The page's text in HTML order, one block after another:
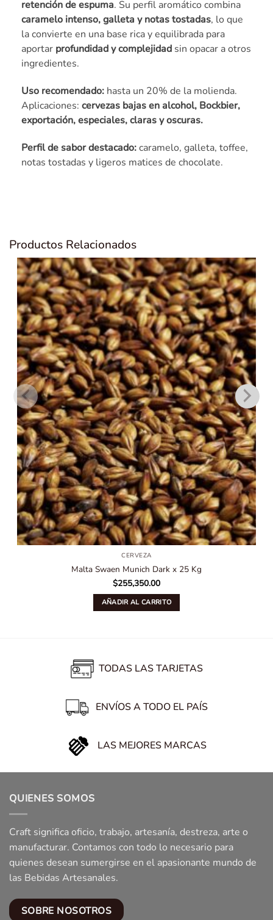
retención de espuma. Su perfil aromático combina
caramelo intenso, galleta y notas tostadas, lo que
la convierte en una base rica y equilibrada para
aportar profundidad y complejidad sin opacar a otros
ingredientes.
Uso recomendado: hasta un 20% de la molienda.
Aplicaciones: cervezas bajas en alcohol, Bockbier,
exportación, especiales, claras y oscuras.
Perfil de sabor destacado:caramelo, galleta, toffee,
notas tostadas y ligeros matices de chocolate.
Productos Relacionados
CERVEZA
Malta Swaen Munich Dark x 25 Kg
$255,350.00
AÑADIR AL CARRITO
TODAS LAS TARJETAS
ENVÍOS A TODO EL PAÍS
LAS MEJORES MARCAS
QUIENES SOMOS
Craft significa oficio, trabajo, artesanía, destreza, arte o
manufacturar. Contamos con todo lo necesario para
quienes desean sumergirse en el apasionante mundo de
las Bebidas Artesanales.
SOBRE NOSOTROS